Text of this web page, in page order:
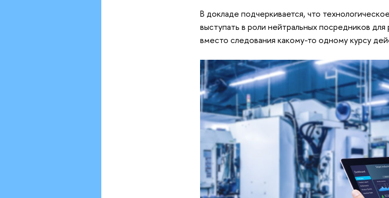
В докладе подчеркивается, что
выступать в роли нейтральных посредников
вместо следования какому-то одному курсу